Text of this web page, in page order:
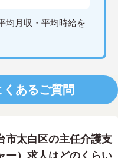
均月収・平均時給を
あるご質問
市太白区の主任介護支